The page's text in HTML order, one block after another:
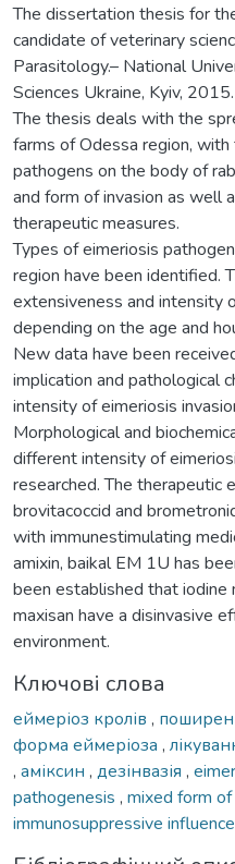
The dissertation thesis for
candidate of veterinary
Parasitology.– National
Sciences Ukraine, Kyiv, 2015.
The thesis deals with the
farms of Odessa region,
pathogens on the body of
and form of invasion as well
therapeutic measures.
Types of eimeriosis
region have been identified.
extensiveness and intensity
depending on the age and
New data have been
implication and pathological
intensity of eimeriosis
Morphological and
different intensity of
researched. The therapeutic
brovitacoccid and
with immunestimulating
amixin, baikal EM 1U has
been established that iodine
maxisan have a disinvasive
environment.
Ключові слова
еймеріоз кролів ,
форма еймеріоза ,
, аміксин , дезінвазія ,
pathogenesis , mixed form
immunosuppressive influence